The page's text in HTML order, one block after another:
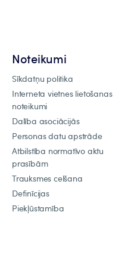
Noteikumi
Sīkdatņu politika
Interneta vietnes lietošanas
noteikumi
Dalība asociācijās
Personas datu apstrāde
Atbilstība normatīvo aktu
prasībām
Trauksmes celšana
Definīcijas
Piekļūstamība